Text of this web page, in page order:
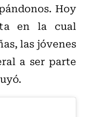
Hoy
en la cual
las jóvenes
a ser parte